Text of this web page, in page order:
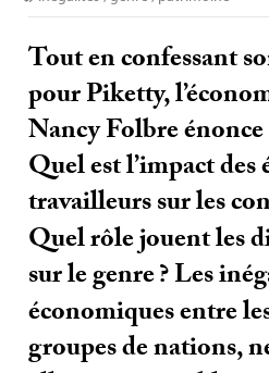
Tout en confessant
pour Piketty,
Nancy Folbre
Quel est l’impact des
travailleurs sur les
Quel rôle jouent les
sur le genre? Les
économiques entre
groupes de nations,